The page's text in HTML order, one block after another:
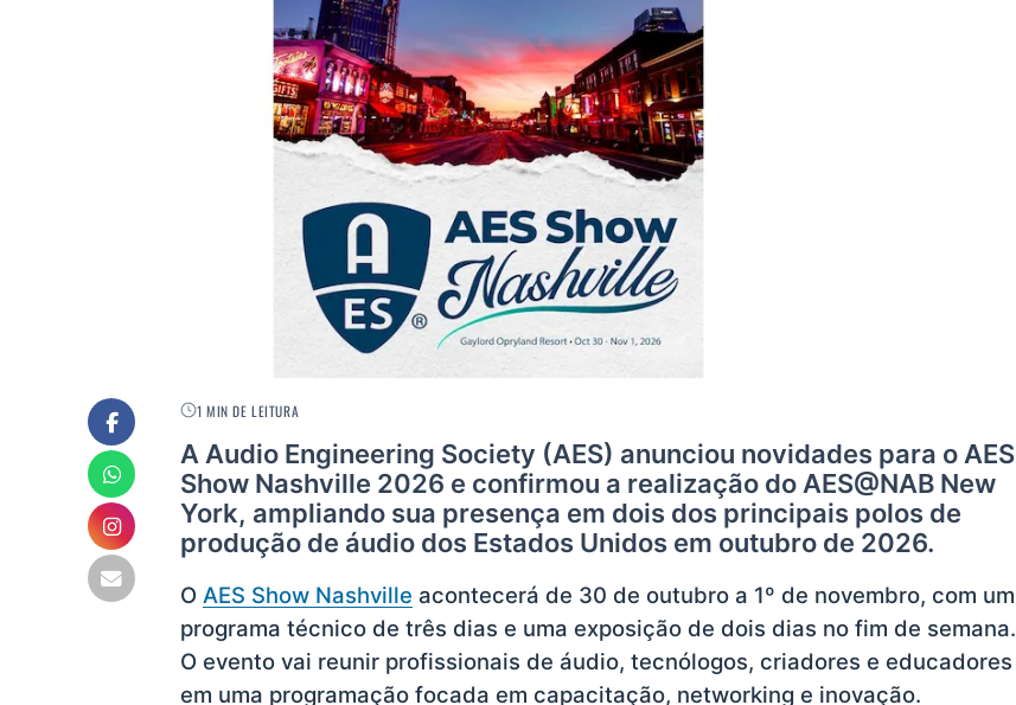
1 MIN DE LEITURA
A Audio Engineering Society (AES) anunciou novidades para o AES
Show Nashville 2026 e confirmou a realização do AES@NAB New
York, ampliando sua presença em dois dos principais polos de
produção de áudio dos Estados Unidos em outubro de 2026.
O AES Show Nashville acontecerá de 30 de outubro a 1º de novembro, com um
programa técnico de três dias e uma exposição de dois dias no fim de semana.
O evento vai reunir profissionais de áudio, tecnólogos, criadores e educadores
em uma programação focada em capacitação, networking e inovação.